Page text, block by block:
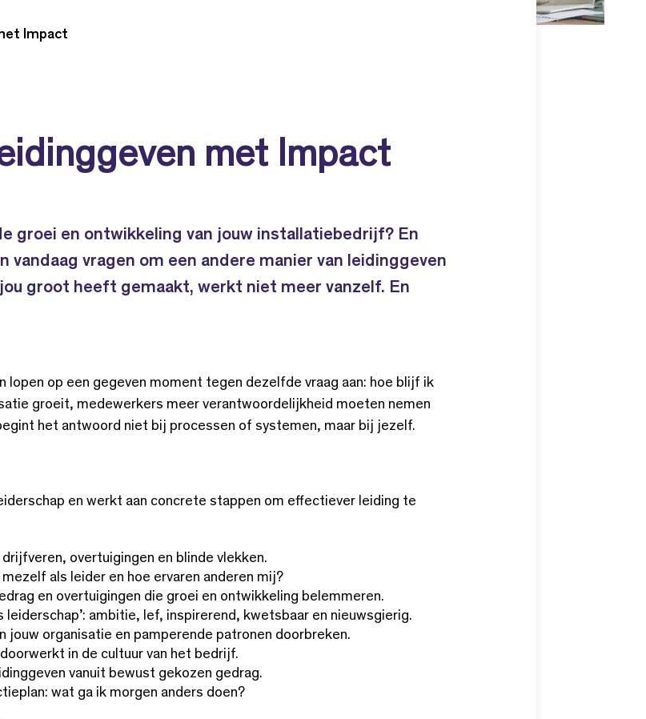
Impact
met Impact
groei en ontwikkeling van jouw installatiebedrijf? En
vandaag vragen om een andere manier van leidinggeven
groot heeft gemaakt, werkt niet meer vanzelf. En
lopen op een gegeven moment tegen dezelfde vraag aan: hoe blijf ik
groeit, medewerkers meer verantwoordelijkheid moeten nemen
het antwoord niet bij processen of systemen, maar bij jezelf.
en werkt aan concrete stappen om effectiever leiding te
overtuigingen en blinde vlekken.
als leider en hoe ervaren anderen mij?
en overtuigingen die groei en ontwikkeling belemmeren.
leiderschap’: ambitie, lef, inspirerend, kwetsbaar en nieuwsgierig.
jouw organisatie en pamperende patronen doorbreken.
in de cultuur van het bedrijf.
vanuit bewust gekozen gedrag.
wat ga ik morgen anders doen?